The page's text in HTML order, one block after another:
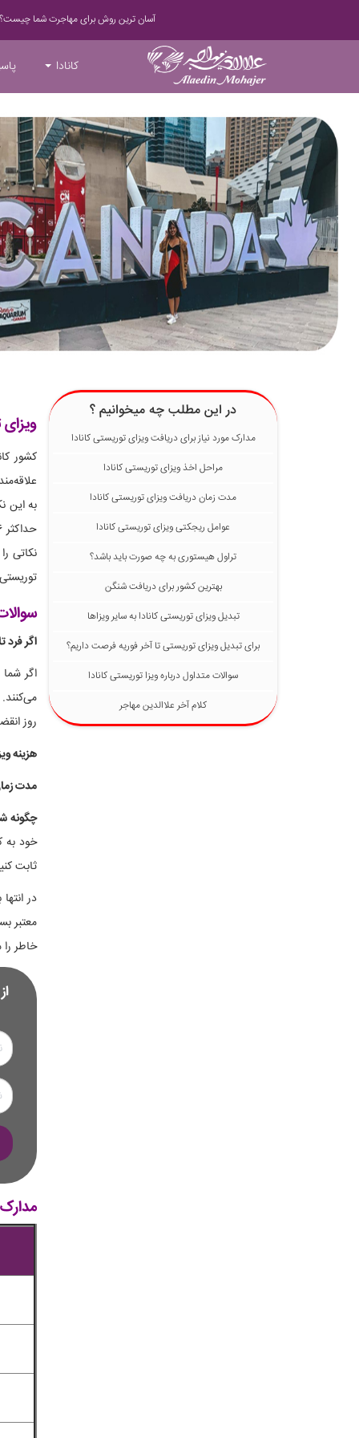
آسان ترین روش برای مهاجرت شما چیست؟
کانادا
در این مطلب چه میخوانیم ؟
مدارک مورد نیاز برای دریافت ویزای توریستی کانادا
مراحل اخذ ویزای توریستی کانادا
مدت زمان دریافت ویزای توریستی کانادا
عوامل ریجکتی ویزای توریستی کانادا
تراول هیستوری به چه صورت باید باشد؟
بهترین کشور برای دریافت شنگن
تبدیل ویزای توریستی کانادا به سایر ویزاها
برای تبدیل ویزای توریستی تا آخر فوریه فرصت داریم؟
سوالات متداول درباره ویزا توریستی کانادا
کلام آخر علاالدین مهاجر
ویزای
کشور
به این
نکاتی
اگر فرد
اگر
روز انقضای
هزینه
مدت
چگونه
خود به
ثابت
در
معتبر
خاطر
مدارک